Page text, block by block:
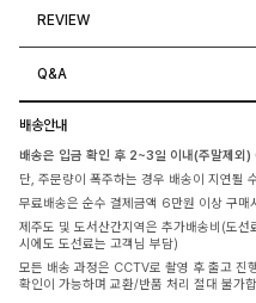
REVIEW
Q&A
배송안내
배송은 입금 확인 후 2~3일 이내(주말제외
단, 주문량이 폭주하는 경우 배송이 지연될
무료배송은 순수 결제금액 6만원 이상 구
제주도 및 도서산간지역은 추가배송비(도
시에도 도선료는 고객님 부담)
모든 배송 과정은 CCTV로 촬영 후 출고 진
확인이 가능하며 교환/반품 처리 절대 불가